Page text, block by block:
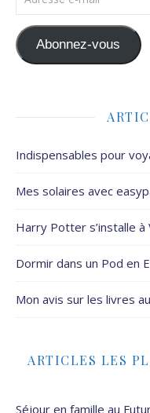
Abonnez-vous
Indispensables pour
Mes solaires avec
Harry Potter s’installe
Dormir dans un Pod en
Mon avis sur les livres
ARTICLES LES
Séjour en famille au